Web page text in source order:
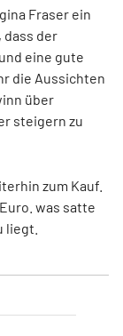
Fraser ein
dass der
eine gute
die Aussichten
über
steigern zu
zum Kauf.
was satte
liegt.